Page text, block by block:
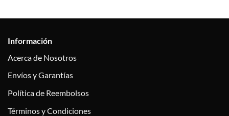
Información
Acerca de Nosotros
Envíos y Garantías
Política de Reembolsos
Términos y Condiciones